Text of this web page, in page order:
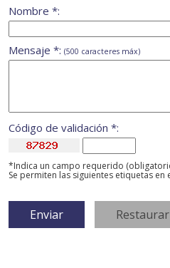
Nombre *:
Mensaje *: (500 caracteres máx)
Código de validación *:
*Indica un campo requerido
Se permiten las siguientes etiquetas en